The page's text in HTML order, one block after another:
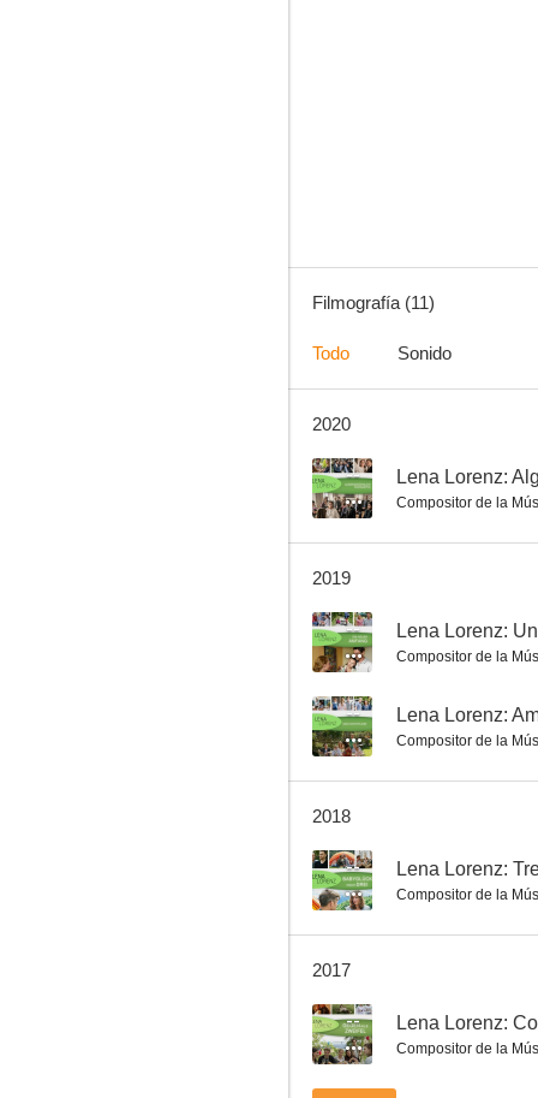
Lena Lorenz: Dos padres
Lena Lorenz: Un largo camino
Filmografía (11)
Todo Sonido
2020
-- Lena Lorenz:
Compositor de la
2019
-- Lena Lorenz:
Compositor de la
-- Lena Lorenz:
Compositor de la
2018
-- Lena Lorenz:
Compositor de la
2017
-- Lena Lorenz:
Compositor de la